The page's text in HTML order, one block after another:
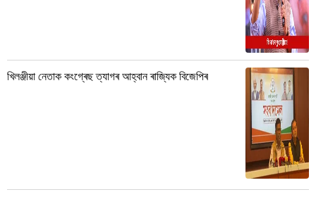
খিলঞ্জীয়া নেতাক কংগ্ৰেছ ত্যাগৰ আহ্বান ৰাজ্যিক বিজেপিৰ